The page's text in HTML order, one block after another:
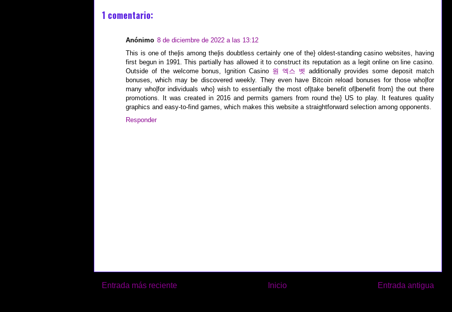
1 comentario:
Anónimo 8 de diciembre de 2022 a las 13:12
This is one of the|is among the|is doubtless certainly one of the} oldest-standing casino websites, having
first begun in 1991. This partially has allowed it to construct its reputation as a legit online on line casino.
Outside of the welcome bonus, Ignition Casino 원 엑스 벳 additionally provides some deposit match
bonuses, which may be discovered weekly. They even have Bitcoin reload bonuses for those who|for
many who|for individuals who} wish to essentially the most of|take benefit of|benefit from} the out there
promotions. It was created in 2016 and permits gamers from round the} US to play. It features quality
graphics and easy-to-find games, which makes this website a straightforward selection among opponents.
Responder
Entrada más reciente Entrada antigua
Inicio